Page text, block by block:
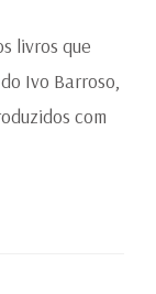
livros que
Ivo Barroso,
com